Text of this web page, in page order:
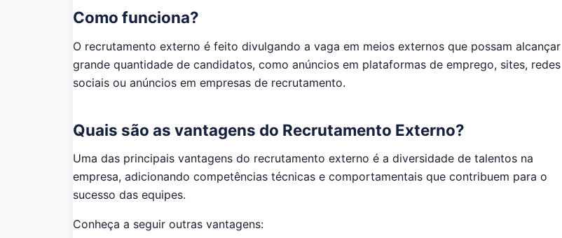
Como funciona?
O recrutamento externo é feito divulgando a vaga em meios externos que possam alcançar
grande quantidade de candidatos, como anúncios em plataformas de emprego, sites, redes
sociais ou anúncios em empresas de recrutamento.
Quais são as vantagens do Recrutamento Externo?
Uma das principais vantagens do recrutamento externo é a diversidade de talentos na
empresa, adicionando competências técnicas e comportamentais que contribuem para o
sucesso das equipes.
Conheça a seguir outras vantagens: